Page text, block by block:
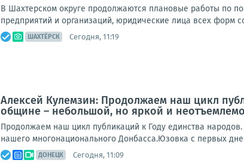
В Шахтерском округе продолжаются плановые работы по
предприятий и организаций, юридические лица всех форм
ШАХТЁРСК Сегодня, 11:19
Алексей Кулемзин: Продолжаем наш цикл
общине – небольшой, но яркой и
Продолжаем наш цикл публикаций к Году единства
нашего многонационального Донбасса.Юзовка с первых
ДОНЕЦК Сегодня, 11:09